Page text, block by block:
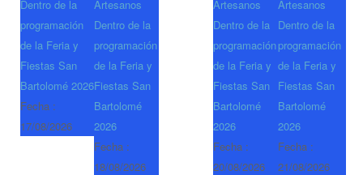
Dentro de la
programación
de la Feria y
Fiestas San
Bartolomé 2026
Fecha :
17/08/2026
Artesanos
Dentro de la
programación
de la Feria y
Fiestas San
Bartolomé
2026
Fecha :
18/08/2026
Artesanos
Dentro de la
programación
de la Feria y
Fiestas San
Bartolomé
2026
Fecha :
20/08/2026
Artesanos
Dentro de la
programación
de la Feria y
Fiestas San
Bartolomé
2026
Fecha :
21/08/2026